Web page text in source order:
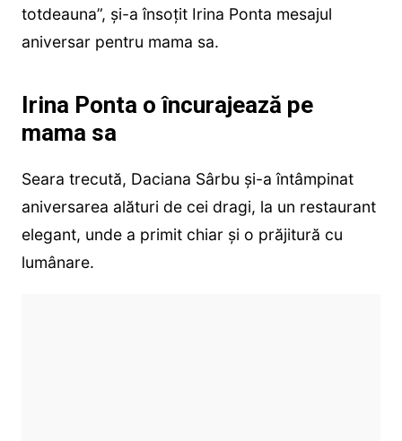
totdeauna”, și-a însoțit Irina Ponta mesajul
aniversar pentru mama sa.
Irina Ponta o încurajează pe
mama sa
Seara trecută, Daciana Sârbu și-a întâmpinat
aniversarea alături de cei dragi, la un restaurant
elegant, unde a primit chiar și o prăjitură cu
lumânare.